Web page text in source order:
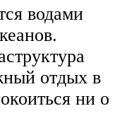
водами
отдых в
ни о